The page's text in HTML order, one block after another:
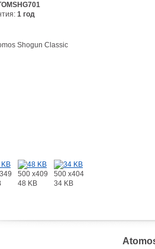
1 год
500 x409
48 KB
500 x404
34 KB